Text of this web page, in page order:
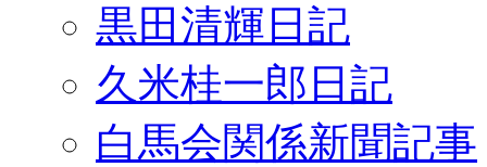
黒田清輝日記
久米桂一郎日記
白馬会関係新聞記事